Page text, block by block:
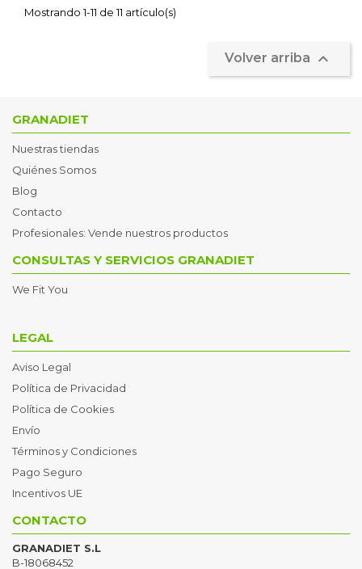
Mostrando 1-11 de 11 artículo(s)
Volver arriba 
GRANADIET
Nuestras tiendas
Quiénes Somos
Blog
Contacto
Profesionales: Vende nuestros productos
CONSULTAS Y SERVICIOS GRANADIET
We Fit You
LEGAL
Aviso Legal
Política de Privacidad
Política de Cookies
Envío
Términos y Condiciones
Pago Seguro
Incentivos UE
CONTACTO
GRANADIET S.L
B-18068452